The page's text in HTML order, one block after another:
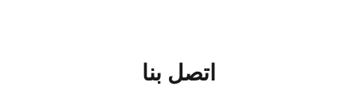
اتصل بنا